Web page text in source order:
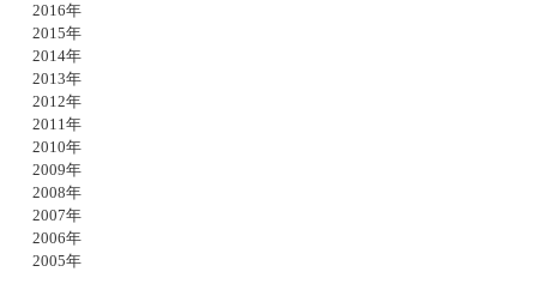
2016年
2015年
2014年
2013年
2012年
2011年
2010年
2009年
2008年
2007年
2006年
2005年